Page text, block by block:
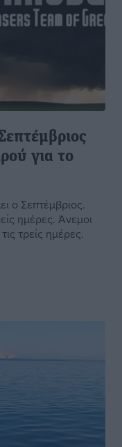
για το
ο Σεπτέμβριος.
ημέρες. Άνεμοι
τρείς ημέρες.